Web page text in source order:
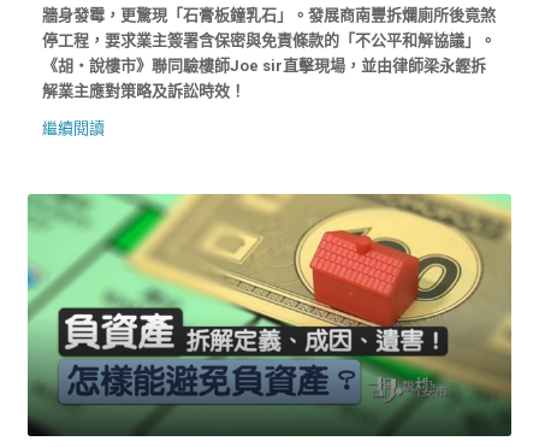
牆身發霉，更驚現「石膏板鐘乳石」。發展商南豐拆爛廁所後竟煞
停工程，要求業主簽署含保密與免責條款的「不公平和解協議」。
《胡‧說樓市》聯同驗樓師Joe sir直擊現場，並由律師梁永鏗拆
解業主應對策略及訴訟時效！
繼續閱讀